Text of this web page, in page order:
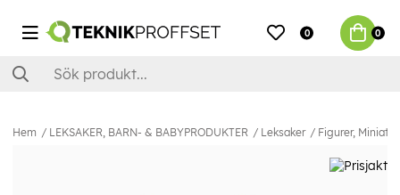
0 0
Hem LEKSAKER, BARN- & BABYPRODUKTER Leksaker Figurer,